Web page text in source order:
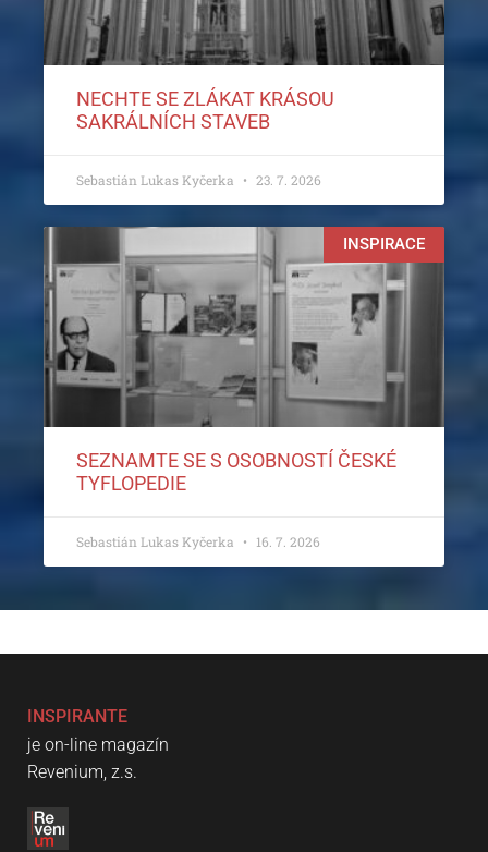
NECHTE SE ZLÁKAT KRÁSOU
SAKRÁLNÍCH STAVEB
Sebastián Lukas Kyčerka 23. 7. 2026
INSPIRACE
SEZNAMTE SE S OSOBNOSTÍ ČESKÉ
TYFLOPEDIE
Sebastián Lukas Kyčerka 16. 7. 2026
INSPIRANTE
je on-line magazín
Revenium, z.s.